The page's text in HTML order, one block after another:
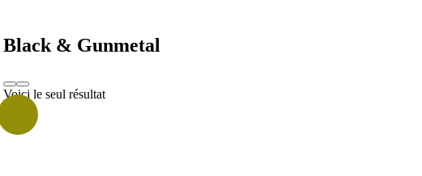
Black & Gunmetal
Voici le seul résultat